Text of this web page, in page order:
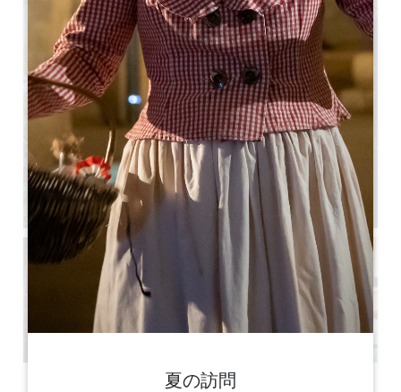
すべての写真を見る
夏の訪問